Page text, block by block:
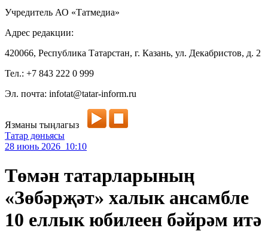
Учредитель АО «Татмедиа»
Адрес редакции:
420066, Республика Татарстан, г. Казань, ул. Декабристов, д. 2
Тел.: +7 843 222 0 999
Эл. почта: infotat@tatar-inform.ru
Язманы тыңлагыз
Татар дөньясы
28 июнь 2026 10:10
Төмән татарларының
«Зөбәрҗәт» халык ансамбле
10 еллык юбилеен бәйрәм итә